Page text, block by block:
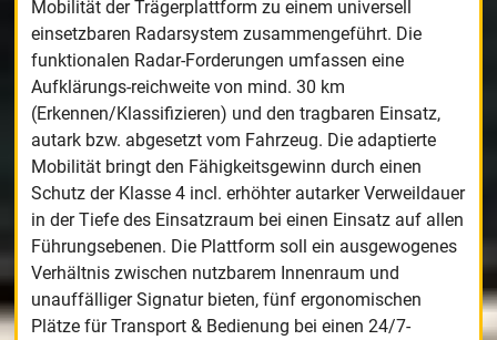
Mobilität der Trägerplattform zu einem universell
einsetzbaren Radarsystem zusammengeführt. Die
funktionalen Radar-Forderungen umfassen eine
Aufklärungs-reichweite von mind. 30 km
(Erkennen/Klassifizieren) und den tragbaren Einsatz,
autark bzw. abgesetzt vom Fahrzeug. Die adaptierte
Mobilität bringt den Fähigkeitsgewinn durch einen
Schutz der Klasse 4 incl. erhöhter autarker Verweildauer
in der Tiefe des Einsatzraum bei einen Einsatz auf allen
Führungsebenen. Die Plattform soll ein ausgewogenes
Verhältnis zwischen nutzbarem Innenraum und
unauffälliger Signatur bieten, fünf ergonomischen
Plätze für Transport & Bedienung bei einen 24/7-